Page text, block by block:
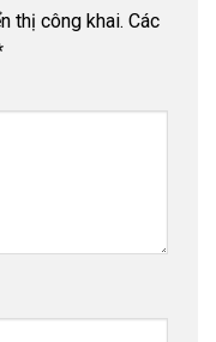
thị công khai. Các